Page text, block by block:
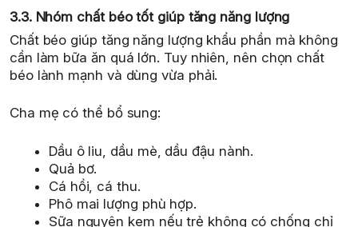
3.3. Nhóm chất béo tốt giúp tăng năng lượng
Chất béo giúp tăng năng lượng khẩu phần mà không
cần làm bữa ăn quá lớn. Tuy nhiên, nên chọn chất
béo lành mạnh và dùng vừa phải.
Cha mẹ có thể bổ sung:
Dầu ô liu, dầu mè, dầu đậu nành.
Quả bơ.
Cá hồi, cá thu.
Phô mai lượng phù hợp.
Sữa nguyên kem nếu trẻ không có chống chỉ